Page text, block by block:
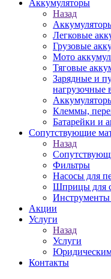
Аккумуляторы
Назад
Легковые
Грузовые
Мото
Тяговые
Зарядные и
нагрузочные
Клеммы,
Батарейки и
Сопутствующие
Назад
Фильтры
Насосы для
Шприцы для
Инструменты
Акции
Услуги
Назад
Услуги
Контакты